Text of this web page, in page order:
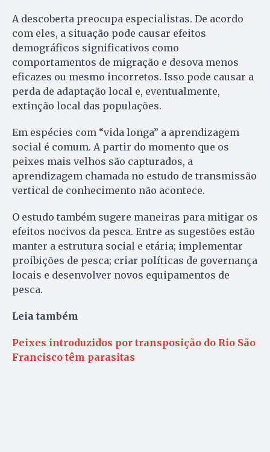
A descoberta preocupa especialistas. De acordo
com eles, a situação pode causar efeitos
demográficos significativos como
comportamentos de migração e desova menos
eficazes ou mesmo incorretos. Isso pode causar a
perda de adaptação local e, eventualmente,
extinção local das populações.
Em espécies com “vida longa” a aprendizagem
social é comum. A partir do momento que os
peixes mais velhos são capturados, a
aprendizagem chamada no estudo de transmissão
vertical de conhecimento não acontece.
O estudo também sugere maneiras para mitigar os
efeitos nocivos da pesca. Entre as sugestões estão
manter a estrutura social e etária; implementar
proibições de pesca; criar políticas de governança
locais e desenvolver novos equipamentos de
pesca.
Leia também
Peixes introduzidos por transposição do Rio São
Francisco têm parasitas